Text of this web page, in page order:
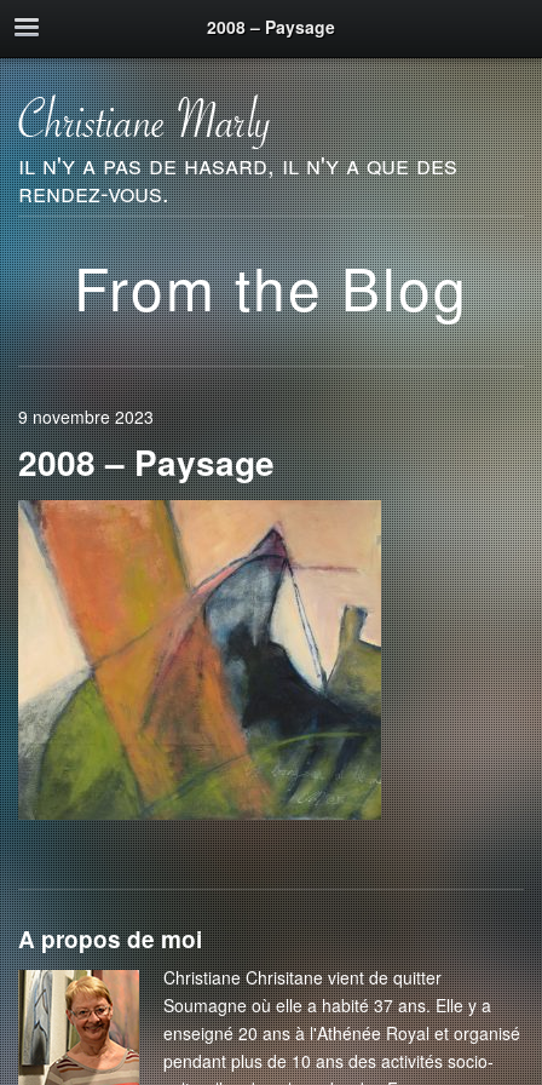
2008 – Paysage
il n'y a pas de hasard, il n'y a que des
rendez-vous.
From the Blog
9 novembre 2023
2008 – Paysage
A propos de moi
Christiane Chrisitane vient de quitter
Soumagne où elle a habité 37 ans. Elle y a
enseigné 20 ans à l'Athénée Royal et organisé
pendant plus de 10 ans des activités socio-